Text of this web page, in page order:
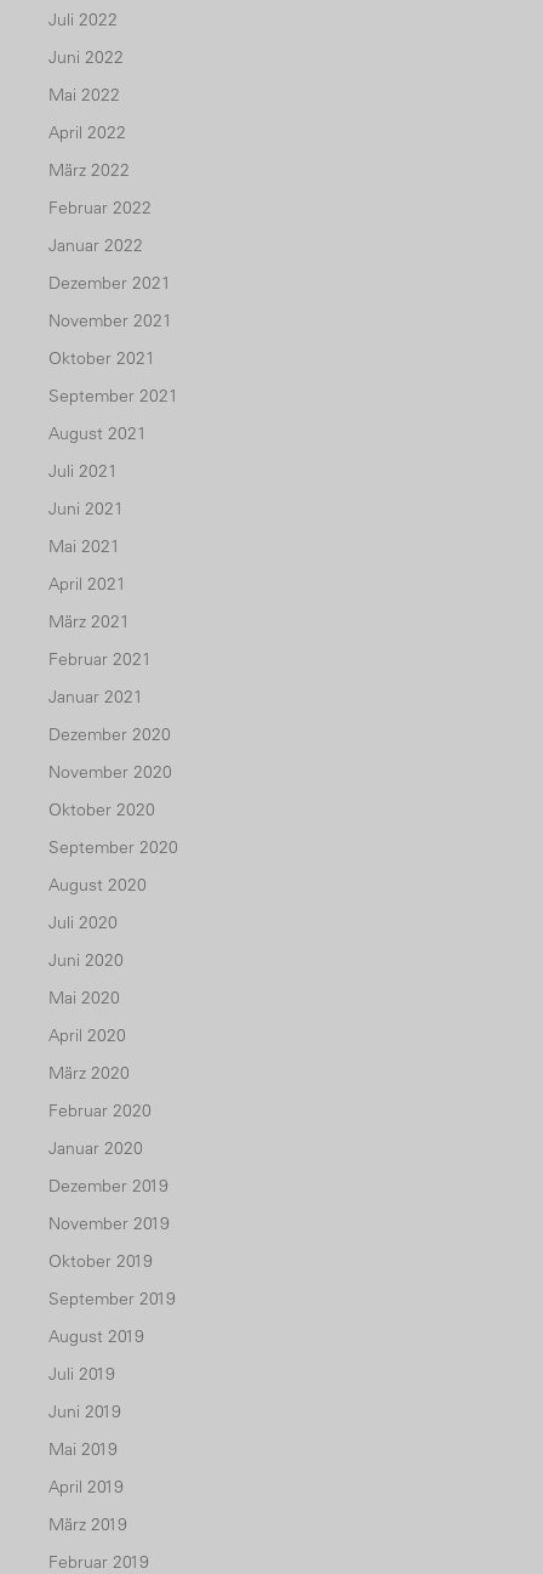
Juli 2022
Juni 2022
Mai 2022
April 2022
März 2022
Februar 2022
Januar 2022
Dezember 2021
November 2021
Oktober 2021
September 2021
August 2021
Juli 2021
Juni 2021
Mai 2021
April 2021
März 2021
Februar 2021
Januar 2021
Dezember 2020
November 2020
Oktober 2020
September 2020
August 2020
Juli 2020
Juni 2020
Mai 2020
April 2020
März 2020
Februar 2020
Januar 2020
Dezember 2019
November 2019
Oktober 2019
September 2019
August 2019
Juli 2019
Juni 2019
Mai 2019
April 2019
März 2019
Februar 2019